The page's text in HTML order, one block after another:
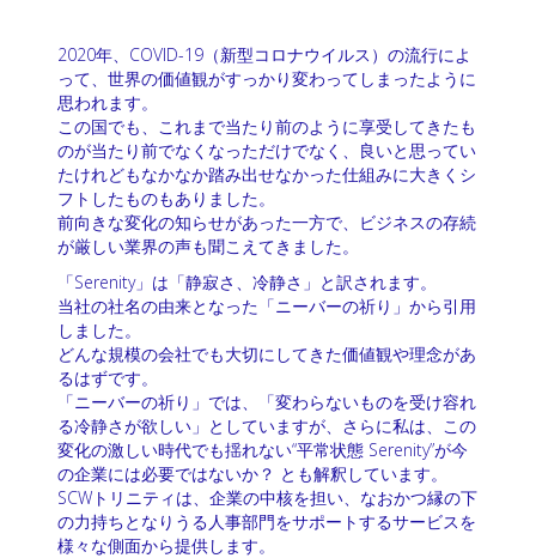
2020年、COVID-19（新型コロナウイルス）の流行によ
って、世界の価値観がすっかり変わってしまったように
思われます。
この国でも、これまで当たり前のように享受してきたも
のが当たり前でなくなっただけでなく、良いと思ってい
たけれどもなかなか踏み出せなかった仕組みに大きくシ
フトしたものもありました。
前向きな変化の知らせがあった一方で、ビジネスの存続
が厳しい業界の声も聞こえてきました。
「Serenity」は「静寂さ、冷静さ」と訳されます。
当社の社名の由来となった「ニーバーの祈り」から引用
しました。
どんな規模の会社でも大切にしてきた価値観や理念があ
るはずです。
「ニーバーの祈り」では、「変わらないものを受け容れ
る冷静さが欲しい」としていますが、さらに私は、この
変化の激しい時代でも揺れない“平常状態 Serenity”が今
の企業には必要ではないか？ とも解釈しています。
SCWトリニティは、企業の中核を担い、なおかつ縁の下
の力持ちとなりうる人事部門をサポートするサービスを
様々な側面から提供します。